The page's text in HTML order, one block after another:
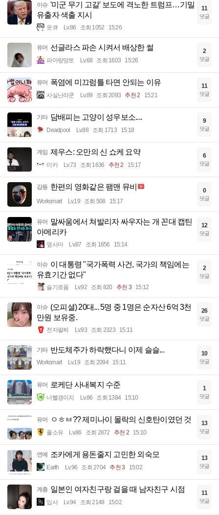
이슈 '미군 무기 고갈' 보도에 격노한 트럼프…기밀
유출자 색출 지시
읏큐 Lv.86 조회 1052 15:26
11
댓글
유머 선글라스 파손 시켜서 배상한 썰
파아랑망토 Lv.68 조회 1603 15:26
2
댓글
유머 폭염에 미끄럼틀 타면 안되는 이유
사실난라쿤 Lv.89 조회 2093 추천 2 15:21
11
댓글
기타 담배피는 고양이 성우보소....
Deadpool Lv.88 조회 1713 15:18
9
댓글
게임 제우스: 오만의 신 쇼케 요약
미카 Lv.73 조회 1636 추천 2 15:17
6
댓글
감동 한편의 영화같은 팸맨 뮤비
Worksmart Lv.19 조회 508 15:17
0
댓글
유머 말싸움에서 쳐발리자 싸우자는 개 꼰대 캡틴
아메리카
옆사마 Lv.87 조회 1656 15:14
12
댓글
이슈 이 대통령 "국가폭력 사건, 국가의 책임에는
유효기간 없다"
슬기로움 Lv.92 조회 820 추천 3 15:12
2
댓글
이슈 (오피셜) 20대... 5명 중 1명은 순자산 6억 3천
만원 보유중.
전자팔찌 Lv.93 조회 2323 15:11
26
댓글
기타 반도체주가 하락했다니 이제 슬슬...
Worksmart Lv.19 조회 2094 15:11
10
댓글
유머 로케단 사내복지 수준
너빨갱이지 Lv.86 조회 1384 15:10
1
댓글
유머 ㅇㅎㅂ?? 제미나이 몰락의 신호탄이였던 것
풀소유 Lv.86 조회 2872 추천 2 15:10
13
댓글
연예 조카에게 용돈줄지 고민한 외숙모
Earth Lv.96 조회 2704 추천 3 15:02
13
댓글
계층 일본인 여자친구랑 걸을 때 남자친구 시점
입사 Lv.94 조회 2148 15:02
11
댓글